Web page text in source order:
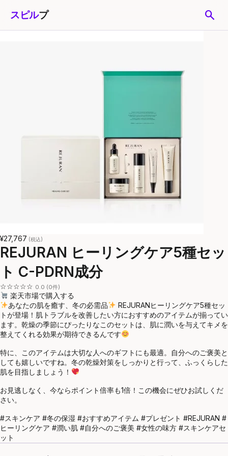
スピルプ search
¥27,767 (税込)
REJURAN ヒーリングケア5種セッ
ト C-PDRN成分
☆☆☆☆☆ 0.0 (0件)
楽天市場で購入する
あなたの肌を癒す、冬の必需品
REJURANヒーリングケア5種セッ
トが登場！肌トラブルを改善したい方におすすめのアイテムが揃ってい
ます。乾燥の季節にぴったりなこのセットは、肌に潤いを与えてキメを
整えてくれる効果が期待できるんです
特に、このアイテムは大切な人へのギフトにも最適。自分へのご褒美と
しても嬉しいですね。冬の乾燥対策をしっかりと行って、ふっくらした
肌を目指しましょう！
お見逃しなく、今ならポイント倍率も1倍！この機会にぜひお試しくだ
さい。
#スキンケア #冬の保湿 #おすすめアイテム #プレゼント #REJURAN #
ヒーリングケア #潤い肌 #自分へのご褒美 #女性の味方 #スキンケアセ
ット